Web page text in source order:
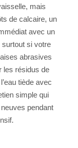
mais
de calcaire, un
avec un
si votre
abrasives
les résidus de
tiède avec
simple qui
pendant